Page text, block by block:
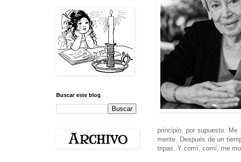
principio, por supuesto.
mente. Después de un
tripas. Y comí, comí, me
Buscar este blog